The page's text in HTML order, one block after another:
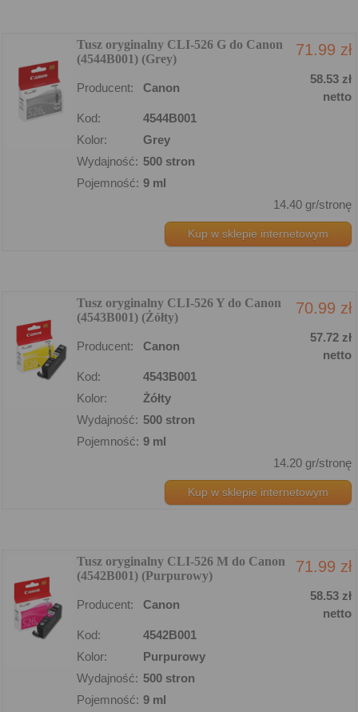
Tusz oryginalny CLI-526 G do Canon
(4544B001) (Grey)
71.99 zł
Producent: Canon
58.53 zł
netto
Kod:
4544B001
Kolor:
Grey
Wydajność: 500 stron
Pojemność: 9 ml
14.40 gr/stronę
Kup w sklepie internetowym
Tusz oryginalny CLI-526 Y do Canon
(4543B001) (Żółty)
70.99 zł
Producent: Canon
57.72 zł
netto
Kod:
4543B001
Kolor:
Żółty
Wydajność: 500 stron
Pojemność: 9 ml
14.20 gr/stronę
Kup w sklepie internetowym
Tusz oryginalny CLI-526 M do Canon
(4542B001) (Purpurowy)
71.99 zł
Producent: Canon
58.53 zł
netto
Kod:
4542B001
Kolor:
Purpurowy
Wydajność: 500 stron
Pojemność: 9 ml